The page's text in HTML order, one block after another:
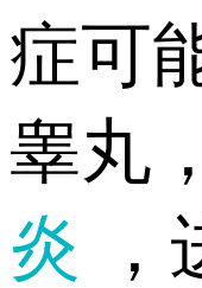
症可
睾丸
炎